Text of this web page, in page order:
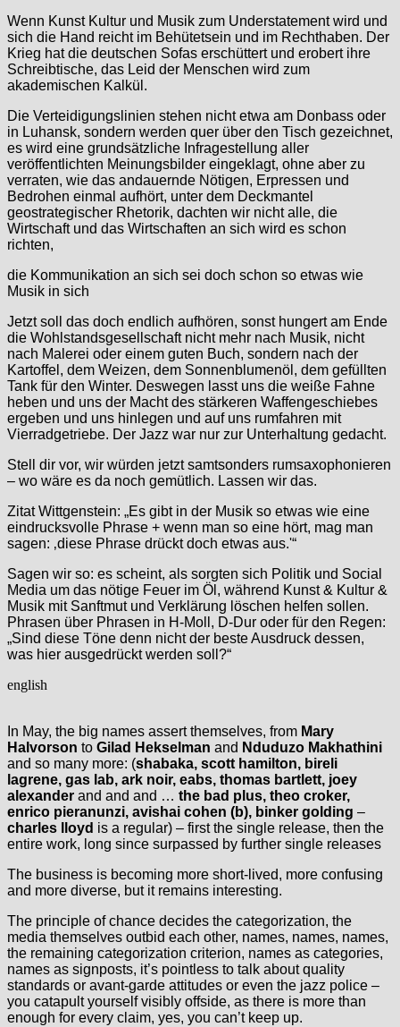
Wenn Kunst Kultur und Musik zum Understatement wird und
sich die Hand reicht im Behütetsein und im Rechthaben. Der
Krieg hat die deutschen Sofas erschüttert und erobert ihre
Schreibtische, das Leid der Menschen wird zum
akademischen Kalkül.
Die Verteidigungslinien stehen nicht etwa am Donbass oder
in Luhansk, sondern werden quer über den Tisch gezeichnet,
es wird eine grundsätzliche Infragestellung aller
veröffentlichten Meinungsbilder eingeklagt, ohne aber zu
verraten, wie das andauernde Nötigen, Erpressen und
Bedrohen einmal aufhört, unter dem Deckmantel
geostrategischer Rhetorik, dachten wir nicht alle, die
Wirtschaft und das Wirtschaften an sich wird es schon
richten,
die Kommunikation an sich sei doch schon so etwas wie
Musik in sich
Jetzt soll das doch endlich aufhören, sonst hungert am Ende
die Wohlstandsgesellschaft nicht mehr nach Musik, nicht
nach Malerei oder einem guten Buch, sondern nach der
Kartoffel, dem Weizen, dem Sonnenblumenöl, dem gefüllten
Tank für den Winter. Deswegen lasst uns die weiße Fahne
heben und uns der Macht des stärkeren Waffengeschiebes
ergeben und uns hinlegen und auf uns rumfahren mit
Vierradgetriebe. Der Jazz war nur zur Unterhaltung gedacht.
Stell dir vor, wir würden jetzt samtsonders rumsaxophonieren
– wo wäre es da noch gemütlich. Lassen wir das.
Zitat Wittgenstein: „Es gibt in der Musik so etwas wie eine
eindrucksvolle Phrase + wenn man so eine hört, mag man
sagen: ‚diese Phrase drückt doch etwas aus.'“
Sagen wir so: es scheint, als sorgten sich Politik und Social
Media um das nötige Feuer im Öl, während Kunst & Kultur &
Musik mit Sanftmut und Verklärung löschen helfen sollen.
Phrasen über Phrasen in H-Moll, D-Dur oder für den Regen:
„Sind diese Töne denn nicht der beste Ausdruck dessen,
was hier ausgedrückt werden soll?“
english
In May, the big names assert themselves, from Mary
Halvorson to Gilad Hekselman and Nduduzo Makhathini
and so many more: (shabaka, scott hamilton, bireli
lagrene, gas lab, ark noir, eabs, thomas bartlett, joey
alexander and and and … the bad plus, theo croker,
enrico pieranunzi, avishai cohen (b), binker golding –
charles lloyd is a regular) – first the single release, then the
entire work, long since surpassed by further single releases
The business is becoming more short-lived, more confusing
and more diverse, but it remains interesting.
The principle of chance decides the categorization, the
media themselves outbid each other, names, names, names,
the remaining categorization criterion, names as categories,
names as signposts, it’s pointless to talk about quality
standards or avant-garde attitudes or even the jazz police –
you catapult yourself visibly offside, as there is more than
enough for every claim, yes, you can’t keep up.